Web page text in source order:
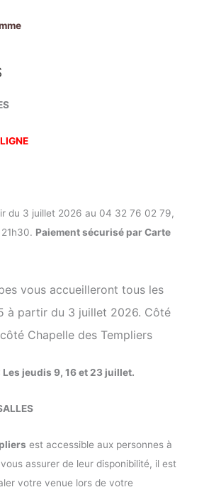
du 3 juillet 2026 au 04 32 76 02 79,
Paiement sécurisé par Carte
vous accueilleront tous les
à partir du 3 juillet 2026. Côté
Chapelle des Templiers
: Les jeudis 9, 16 et 23 juillet.
est accessible aux personnes à
assurer de leur disponibilité, il est
votre venue lors de votre